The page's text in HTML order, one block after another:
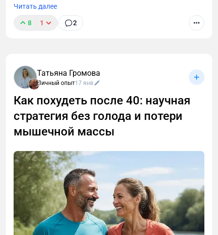
Читать далее
8 1 2
Татьяна Громова
Личный опыт17 янв
Как похудеть после 40: научная
стратегия без голода и потери
мышечной массы